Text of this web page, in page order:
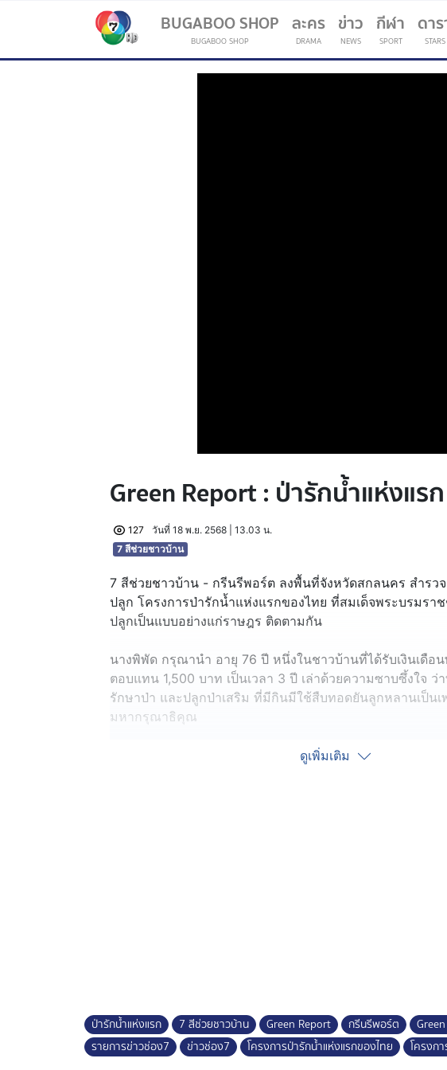
BUGABOO SHOP
BUGABOO SHOP
ละคร
DRAMA
ข่าว
NEWS
กีฬา
SPORT
ดา
STARS
Green Report : ป่ารักน้ำแห่งแร
127
วันที่ 18 พ.ย. 2568 | 13.03 น.
7 สีช่วยชาวบ้าน
7 สีช่วยชาวบ้าน - กรีนรีพอร์ต ลงพื้นที่จังหวัดสกลนคร สำรว
ปลูก โครงการป่ารักน้ำแห่งแรกของไทย ที่สมเด็จพระบรมรา
ปลูกเป็นแบบอย่างแก่ราษฎร ติดตามกัน
นางพิพัด กรุณานำ อายุ 76 ปี หนึ่งในชาวบ้านที่ได้รับเงินเดือ
ตอบแทน 1,500 บาท เป็นเวลา 3 ปี เล่าด้วยความซาบซึ้งใจ ว่
รักษาป่า และปลูกป่าเสริม ที่มีกินมีใช้สืบทอดยันลูกหลานเป็นเ
มหากรุณาธิคุณ
สมเด็จพระนางเจ้าสิริกิติ์ พระบรมราชินีนาถ พระบรมราชชน
ดูเพิ่มเติม
ป่ารักน้ำแห่งแรก 7 สีช่วยชาวบ้าน Green Report กรีนรีพอร์ต
รายการข่าวช่อง7
ข่าวช่อง7 โครงการป่ารักน้ำแห่งแรกของไทย โครงก